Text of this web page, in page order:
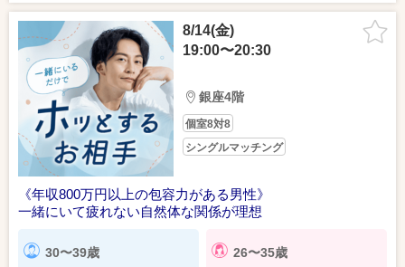
8/14(金)
19:00〜20:30
銀座4階
個室8対8
シングルマッチング
《年収800万円以上の包容力がある男性》
一緒にいて疲れない自然体な関係が理想
30〜39歳 26〜35歳